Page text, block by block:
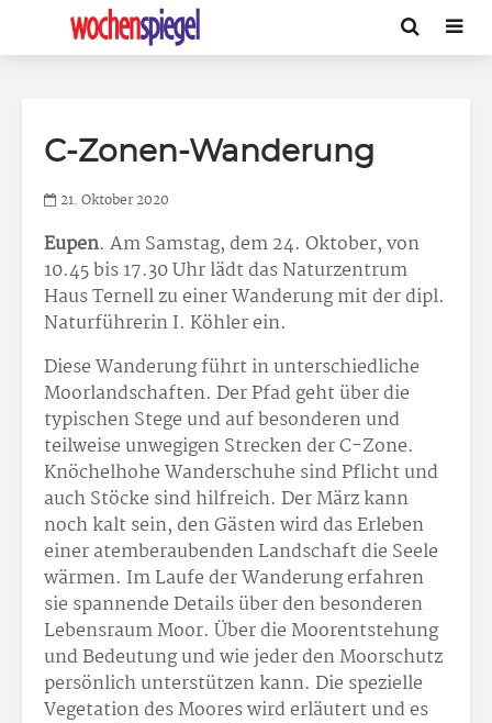
C-Zonen-Wanderung
21. Oktober 2020
Eupen. Am Samstag, dem 24. Oktober, von
10.45 bis 17.30 Uhr lädt das Naturzentrum
Haus Ternell zu einer Wanderung mit der dipl.
Naturführerin I. Köhler ein.
Diese Wanderung führt in unterschiedliche
Moorlandschaften. Der Pfad geht über die
typischen Stege und auf besonderen und
teilweise unwegigen Strecken der C-Zone.
Knöchelhohe Wanderschuhe sind Pflicht und
auch Stöcke sind hilfreich. Der März kann
noch kalt sein, den Gästen wird das Erleben
einer atemberaubenden Landschaft die Seele
wärmen. Im Laufe der Wanderung erfahren
sie spannende Details über den besonderen
Lebensraum Moor. Über die Moorentstehung
und Bedeutung und wie jeder den Moorschutz
persönlich unterstützen kann. Die spezielle
Vegetation des Moores wird erläutert und es